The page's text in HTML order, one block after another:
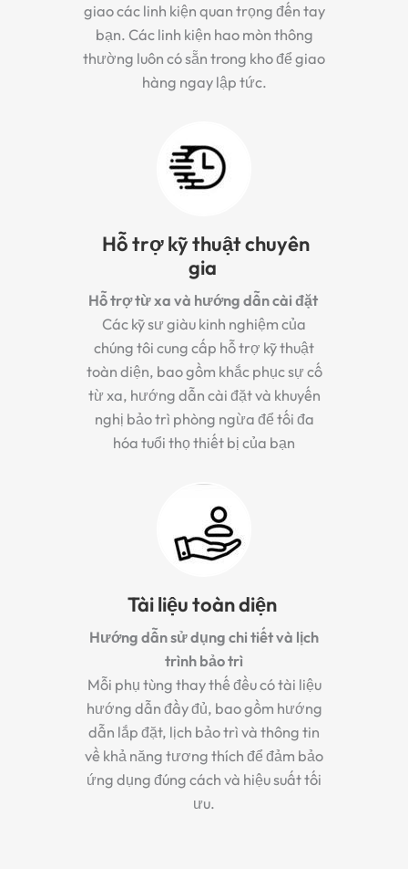
giao các linh kiện quan trọng đến tay
bạn. Các linh kiện hao mòn thông
thường luôn có sẵn trong kho để giao
hàng ngay lập tức.
Hỗ trợ kỹ thuật chuyên
gia
Hỗ trợ từ xa và hướng dẫn cài đặt
Các kỹ sư giàu kinh nghiệm của
chúng tôi cung cấp hỗ trợ kỹ thuật
toàn diện, bao gồm khắc phục sự cố
từ xa, hướng dẫn cài đặt và khuyến
nghị bảo trì phòng ngừa để tối đa
hóa tuổi thọ thiết bị của bạn
Tài liệu toàn diện
Hướng dẫn sử dụng chi tiết và lịch
trình bảo trì
Mỗi phụ tùng thay thế đều có tài liệu
hướng dẫn đầy đủ, bao gồm hướng
dẫn lắp đặt, lịch bảo trì và thông tin
về khả năng tương thích để đảm bảo
ứng dụng đúng cách và hiệu suất tối
ưu.